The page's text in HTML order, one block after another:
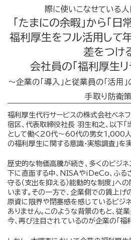
際に使いこなせている
「たまにの余暇」から「日
福利厚生をフル活用して
差をつける
会社員の「福利厚生リ
〜企業の「導入」と従業員の「活用
手取り防衛
福利厚生代行サービスの株式会社ベネフ
宿区、代表取締役社長 羽生和之、以下「
として働く20代〜60代の男女1,000人
の福利厚生に関する意識・実態調査」を
歴史的な物価高騰が続き、多くのビジ
下に直面する中、NISAやiDeCo、ふる
守る（支出を抑える）能動的な制度」へ
います。その一方で、企業側での賃上げ
原資に限界や閉塞感を感じているビジネ
ありません。このような背景のもと、従
今、再び注目されているのが企業の「福